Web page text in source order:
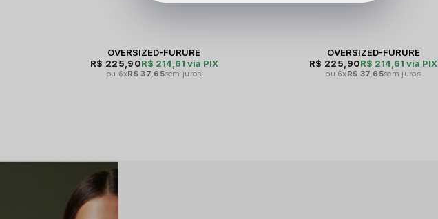
OVERSIZED-FURURE
R$ 214,61 via PIX
R$ 225,90
6xR$ 37,65sem juros
OVERSIZED-FURURE
R$ 214,61 via PIX
R$ 225,90
6x R$ 37,65sem juros